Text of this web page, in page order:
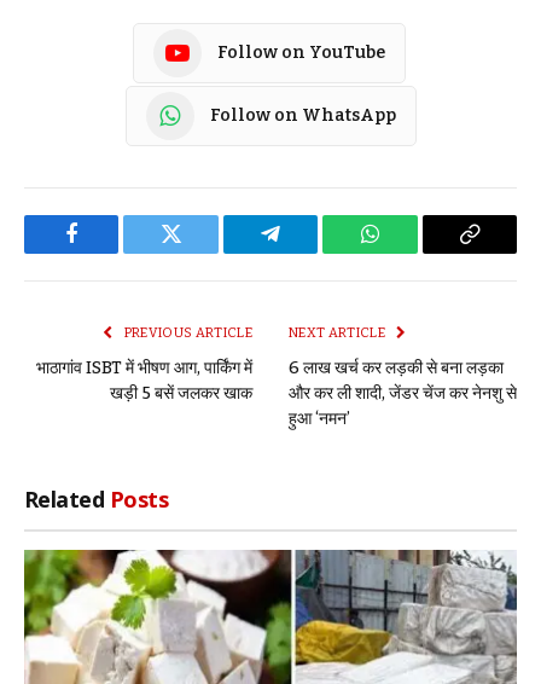
Follow on YouTube
Follow on WhatsApp
Facebook Twitter Telegram WhatsApp Copy
PREVIOUS ARTICLE
भाठागांव ISBT में भीषण आग, पार्किंग में
खड़ी 5 बसें जलकर खाक
NEXT ARTICLE
6 लाख खर्च कर लड़की से बना लड़का
और कर ली शादी, जेंडर चेंज कर नेनशु से
हुआ ‘नमन’
Related Posts